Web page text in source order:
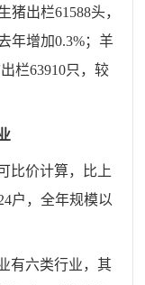
猪出栏61588头，
年增加0.3%；羊
栏63910只，较
比价计算，
比上
户，全年规模以
有六类行业，其